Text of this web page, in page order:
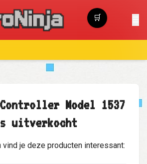
🛒
Winkelwagen
Controller Model 1537
uitverkocht
vind je deze producten interessant: